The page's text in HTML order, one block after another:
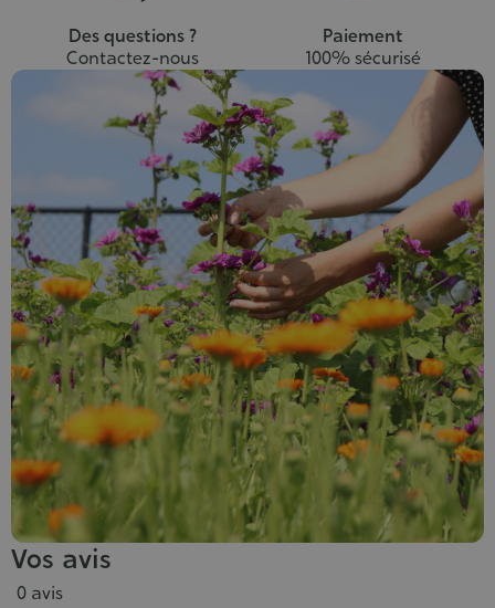
Des questions ?
Contactez-nous
Paiement
100% sécurisé
Vos avis
0 avis